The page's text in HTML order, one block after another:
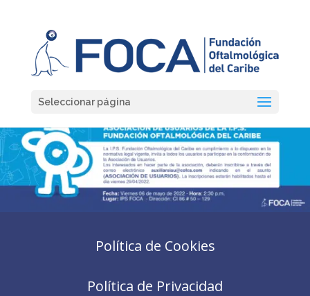
Seleccionar página
Política de Cookies
Política de Privacidad